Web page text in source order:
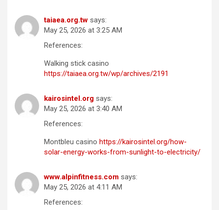
taiaea.org.tw says:
May 25, 2026 at 3:25 AM
References:
Walking stick casino
https://taiaea.org.tw/wp/archives/2191
kairosintel.org says:
May 25, 2026 at 3:40 AM
References:
Montbleu casino https://kairosintel.org/how-
solar-energy-works-from-sunlight-to-electricity/
www.alpinfitness.com says:
May 25, 2026 at 4:11 AM
References: